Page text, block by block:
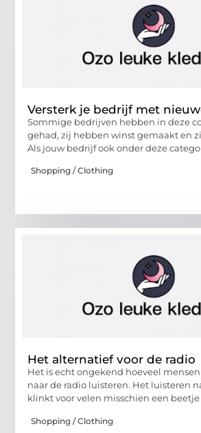
Versterk je bedrijf met
Sommige bedrijven hebben in deze
gehad, zij hebben winst gemaakt en
Als jouw bedrijf ook onder deze
Shopping / Clothing
Het alternatief voor de radio
Het is echt ongekend hoeveel
naar de radio luisteren. Het luisteren
klinkt voor velen misschien een
Shopping / Clothing